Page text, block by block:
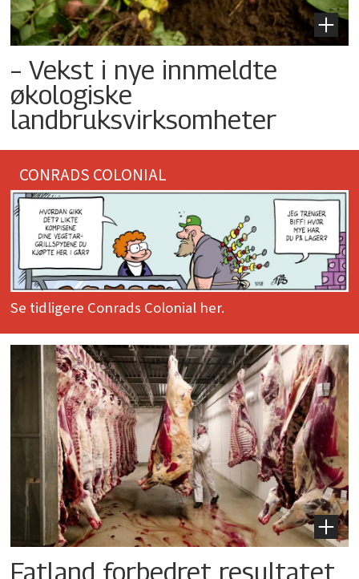
– Vekst i nye innmeldte
økologiske
landbruksvirksomheter
CONRADS COLONIAL
Se tidligere Conrads Colonial her.
Fatland forbedret resultatet